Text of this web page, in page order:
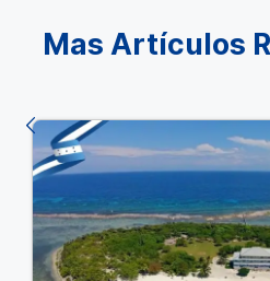
Mas Artículos